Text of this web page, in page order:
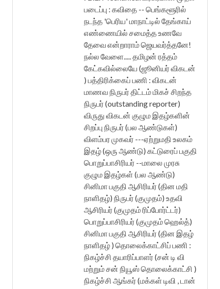
படைப்பு : கவிதை -- பெங்களூரில்
நடந்த 'பெரிய' மாநாட்டில் தேங்காய்
எண்ணையில் சமைத்த உணவே
தேவை என்றாராம் ஜெயவர்த்தனே!
நல்ல வேளை..... தமிழன் ரத்தம்
கேட்கவில்லையே (ஜூனியர் விகடன்
) பத்திரிக்கைப் பணி : விகடன்
மாணவ நிருபர் திட்டம் மிகச் சிறந்த
நிருபர் (outstanding reporter)
விருது விகடன் குழும இதழ்களின்
சிறப்பு நிருபர் (பல ஆண்டுகள்)
விளம்பர முகவர் ---ஏற்றுமதி உலகம்
இதழ் (ஒரு ஆண்டு) கட்டுரைப் பகுதி
பொறுப்பாசிரியர் --மாலை முரசு
குழும இதழ்கள் (பல ஆண்டு)
சினிமா பகுதி ஆசிரியர் (தின மதி
நாளிதழ்) நிருபர் (குமுதம்) உதவி
ஆசிரியர் (குமுதம் ரிப்போர்ட்டர்)
பொறுப்பாசிரியர் (குமுதம் ஹெல்த்)
சினிமா பகுதி ஆசிரியர் (தின இதழ்
நாளிதழ் ) தொலைக்காட்சிப் பணி :
நிகழ்ச்சி தயாரிப்பாளர் (சன் டி வி
மற்றும் சன் நியூஸ் தொலைக்காட்சி )
நிகழ்ச்சி ஆங்கர் (மக்கள் டிவி , டான்